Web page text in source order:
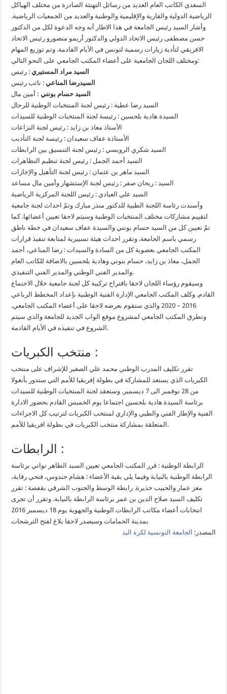
السعدي الكاتب العام العديد من رسائل التهنئة الصادرة من مختلف الهياكل
الرياضية الدولية والقارية والإقليمية والوطنية والعديد من الجمعيات الرياضية.
وأشار السيد رئيس الجامعة في هذا الاطار أنه وجه الدعوة لكل من الدكتور
حسن مصطفى رئيس الاتحاد الدولي والدكتور أريمو منصورو رئيس الاتحاد
الافريقي لتأدية زيارات رسمية لتونس في الأيام القادمة. وتم توزيع المهام
ومختلف اللجان الجامعية على أعضاء المكتب الجامعي على النحو التالي:
السيد مراد المستيري : رئيس
السيدرضا المناعي: نائب رئيس
السيد حسام بونني :أمين مال
السيد رضا عطية : رئيس لجنة المنتخبات الوطنية للرجال
السيدة هادية بلحسين : رئيسة لجنة المنتخبات الوطنية للسيدات
الأستاذ معاذ بن زايد : رئيس لجنة النزاعات
الأستاذة عفاف سعيدان : رئيسة لجنة التأديب
السيد شكري الرويسي : رئيس لجنة التنسيق بين الرابطات
السيد أحمد الجمل : رئيس لجنة تنظيم التظاهرات
السيد ماهر بن عثمان : رئيس لجنة التأهيل والإجازات
السيد : ريحان صفر : رئيس لجنة الإستشهار وأمين مال مساعد
السيد علي العيادي : رئيس اللجنة المركزية الرياضية
وأسندت رئاسة اللجنة الطبية للدكتور منذر مبارك وتمّ احداث لجنة جامعية
لتقييم مشاركات مختلف المنتخبات الوطنية وسيتم لاحقا تعيين أعضائها. كما
تمّ تعيين كل من السيد حسام بونني والسيدة عفاف سعيدان في خطة ناطق
رسمي باسم الجامعة. وتقرر احداث هيئة تسييرية لمتابعة تنفيذ قرارات
المكتب الجامعي بعضوية كل من السادة والسيدات : رضا المناعي، أحمد
الجمل، معاذ بن زايد، حسام بنوني وهادية بلحسين بالاضافة للكاتب العام
والمدير الفني الوطني والمدير الفني التنفيذي.
وسيقوم رؤساء اللجان لاحقا باقتراح تركيبة كل لجنة جامعية خلال الاجتماع
القادم. وكلف المكتب الجامعي الإدارة الفنية الوطنية بإعداد المخطط الرباعي
2016 – 2020 والذي ستقوم بعرضه لاحقا على أعضاء المكتب الجامعي.
وتطرق المكتب الجامعي لمشروع موقع الواب الجديد للجامعة والذي سيتم
الشروع في تنفيذه في الأيام القادمة.
منتخب الكبريات :
تقرر تكليف المدرب الوطني محمد علي الصغير للإشراف على منتخب
الكبريات الذي يستعد للمشاركة في بطولة إفريقيا للأمم التي ستدور بأنغولا
من 28 نوفمبر الى 7 ديسمبر. وستعقد لجنة المنتخبات الوطنية للسيدات
برئاسة السيدة هادية بلحسين اجتماعا يوم الخميس القادم بحضور الادارة
الفنية والإطار الفني والطبي والإداري لمنتخب الكبريات لترتيب كل الاجراءات
المتعلقة بمشاركة منتخب الكبريات في بطولة افريقيا للأمم.
الرابطات :
الرابطة الوطنية : قرر المكتب الجامعي تعيين السيد الطاهر تواتي برئاسة
الرابطة الوطنية بالنيابة وفيما يلي بقية الأعضاء : هشام حندوس، فتحي رقاية،
معز عمار والحبيب خذيرة. رابطة الوسط والجنوب الشرقي بقفصة : تقرر
تكليف السيد صلاح الدين بن عمر برئاسة الرابطة بالنيابة. وتقرر أن تجرى
انتخابات أعضاء مكاتب الرابطات الوطنية والجهوية يوم 18 ديسمبر 2016
بمدينة الحمامات وسيصدر لاحقا بلاغ لفتح الترشحات
المصدر: الجامعة التونسية لكرة اليد